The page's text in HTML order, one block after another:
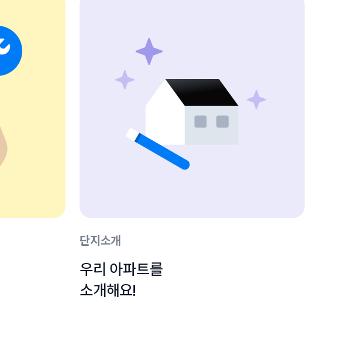
단지소개
우리 아파트를
소개해요!